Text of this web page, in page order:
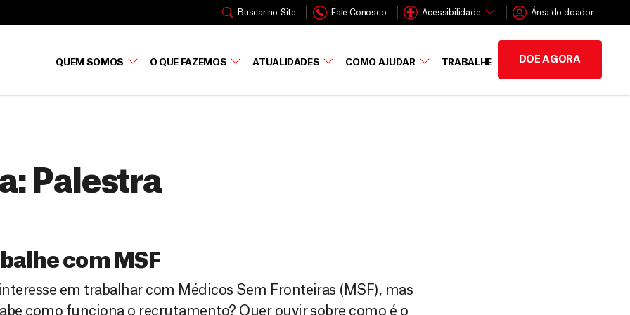
Buscar no Site Fale Conosco Acessibilidade Área do doador
QUEM SOMOS O QUE FAZEMOS ATUALIDADES COMO AJUDAR TRABALHE DOE AGORA
Palestra
com MSF
interesse em trabalhar com Médicos Sem Fronteiras (MSF), mas
como funciona o recrutamento? Quer ouvir sobre como é o